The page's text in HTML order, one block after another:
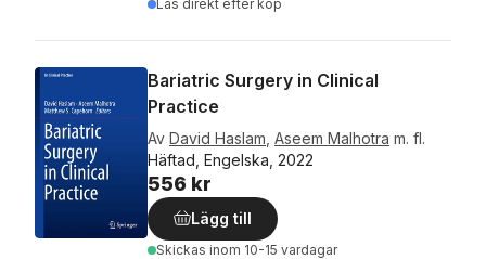
Läs direkt efter köp
Bariatric Surgery in Clinical
Practice
Av David Haslam Aseem Malhotra m. fl.
Häftad, Engelska, 2022
556 kr
Lägg till
Skickas inom 10-15 vardagar